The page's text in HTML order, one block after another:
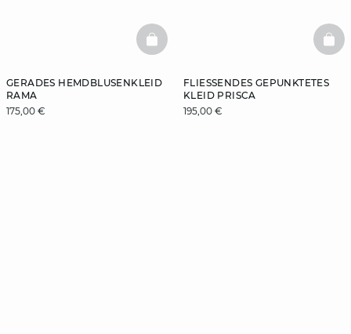
GERADES HEMDBLUSENKLEID
RAMA
175,00 €
BASKETFULL
FLIESSENDES GEPUNKTETES K
LEID PRISCA
195,00 €